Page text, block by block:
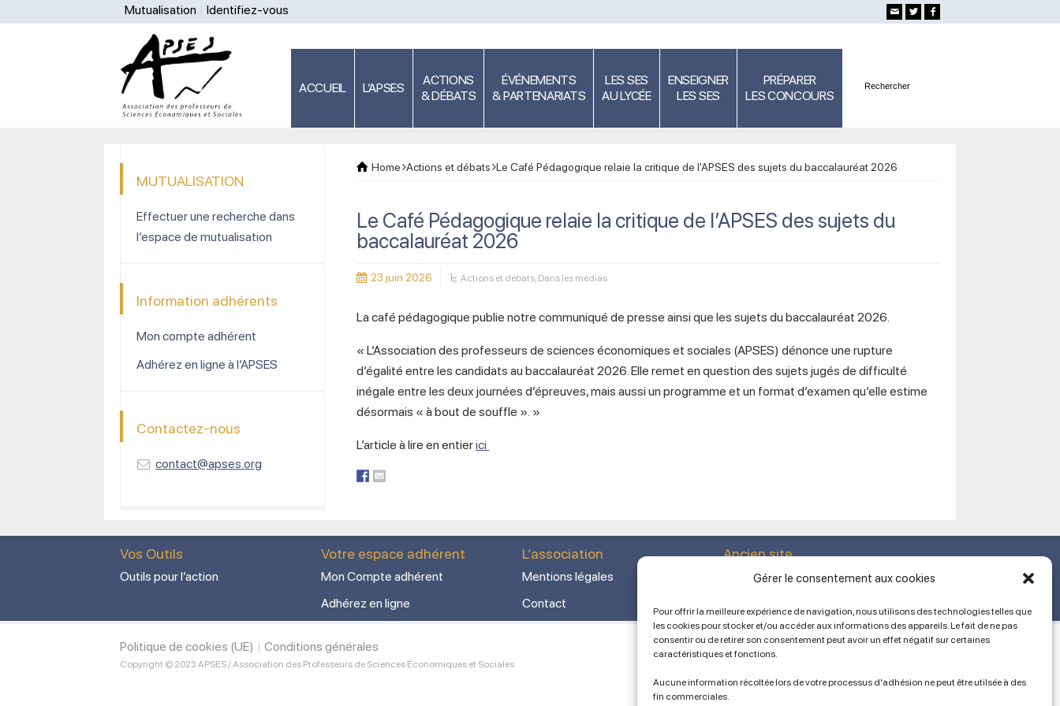
Gérer le consentement aux cookies
Pour offrir la meilleure expérience de navigation, nous utilisons des technologies telles que
les cookies pour stocker et/ou accéder aux informations des appareils. Le fait de ne pas
consentir ou de retirer son consentement peut avoir un effet négatif sur certaines
caractéristiques et fonctions.
Aucune information récoltée lors de votre processus d'adhésion ne peut être utilsée à des
fin commerciales.
Mutualisation Identifiez-vous
ACCUEIL L’APSES
ACTIONS
& DÉBATS
ÉVÉNEMENTS
& PARTENARIATS
LES SES
AU LYCÉE
ENSEIGNER
LES SES
PRÉPARER
LES CONCOURS
Home Actions et débats Le Café Pédagogique relaie la critique de l'APSES des sujets du baccalauréat 2026
Le Café Pédagogique relaie la critique de l’APSES des sujets du
baccalauréat 2026
23 juin 2026 Actions et débats, Dans les médias
La café pédagogique publie notre communiqué de presse ainsi que les sujets du baccalauréat 2026.
« L’Association des professeurs de sciences économiques et sociales (APSES) dénonce une rupture
d’égalité entre les candidats au baccalauréat 2026. Elle remet en question des sujets jugés de difficulté
inégale entre les deux journées d’épreuves, mais aussi un programme et un format d’examen qu’elle estime
désormais « à bout de souffle ». »
L’article à lire en entierici
MUTUALISATION
Effectuer une recherche dans
l’espace de mutualisation
Information adhérents
Mon compte adhérent
Adhérez en ligne à l’APSES
Contactez-nous
contact@apses.org
Vos Outils
Outils pour l’action
Votre espace adhérent
Mon Compte adhérent
Adhérez en ligne
L’association
Mentions légales
Contact
Ancien site
lien vers SPIP
Politique de cookies (UE) Conditions générales
Copyright © 2023 APSES / Association des Professeurs de Sciences Économiques et Sociales